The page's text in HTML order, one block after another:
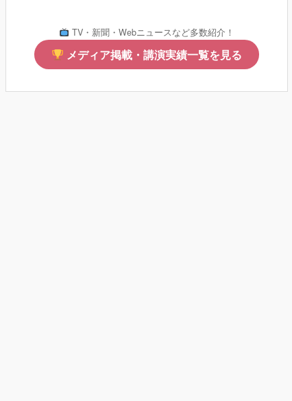
TV・新聞・Webニュースなど多数紹介！
メディア掲載・講演実績一覧を見る